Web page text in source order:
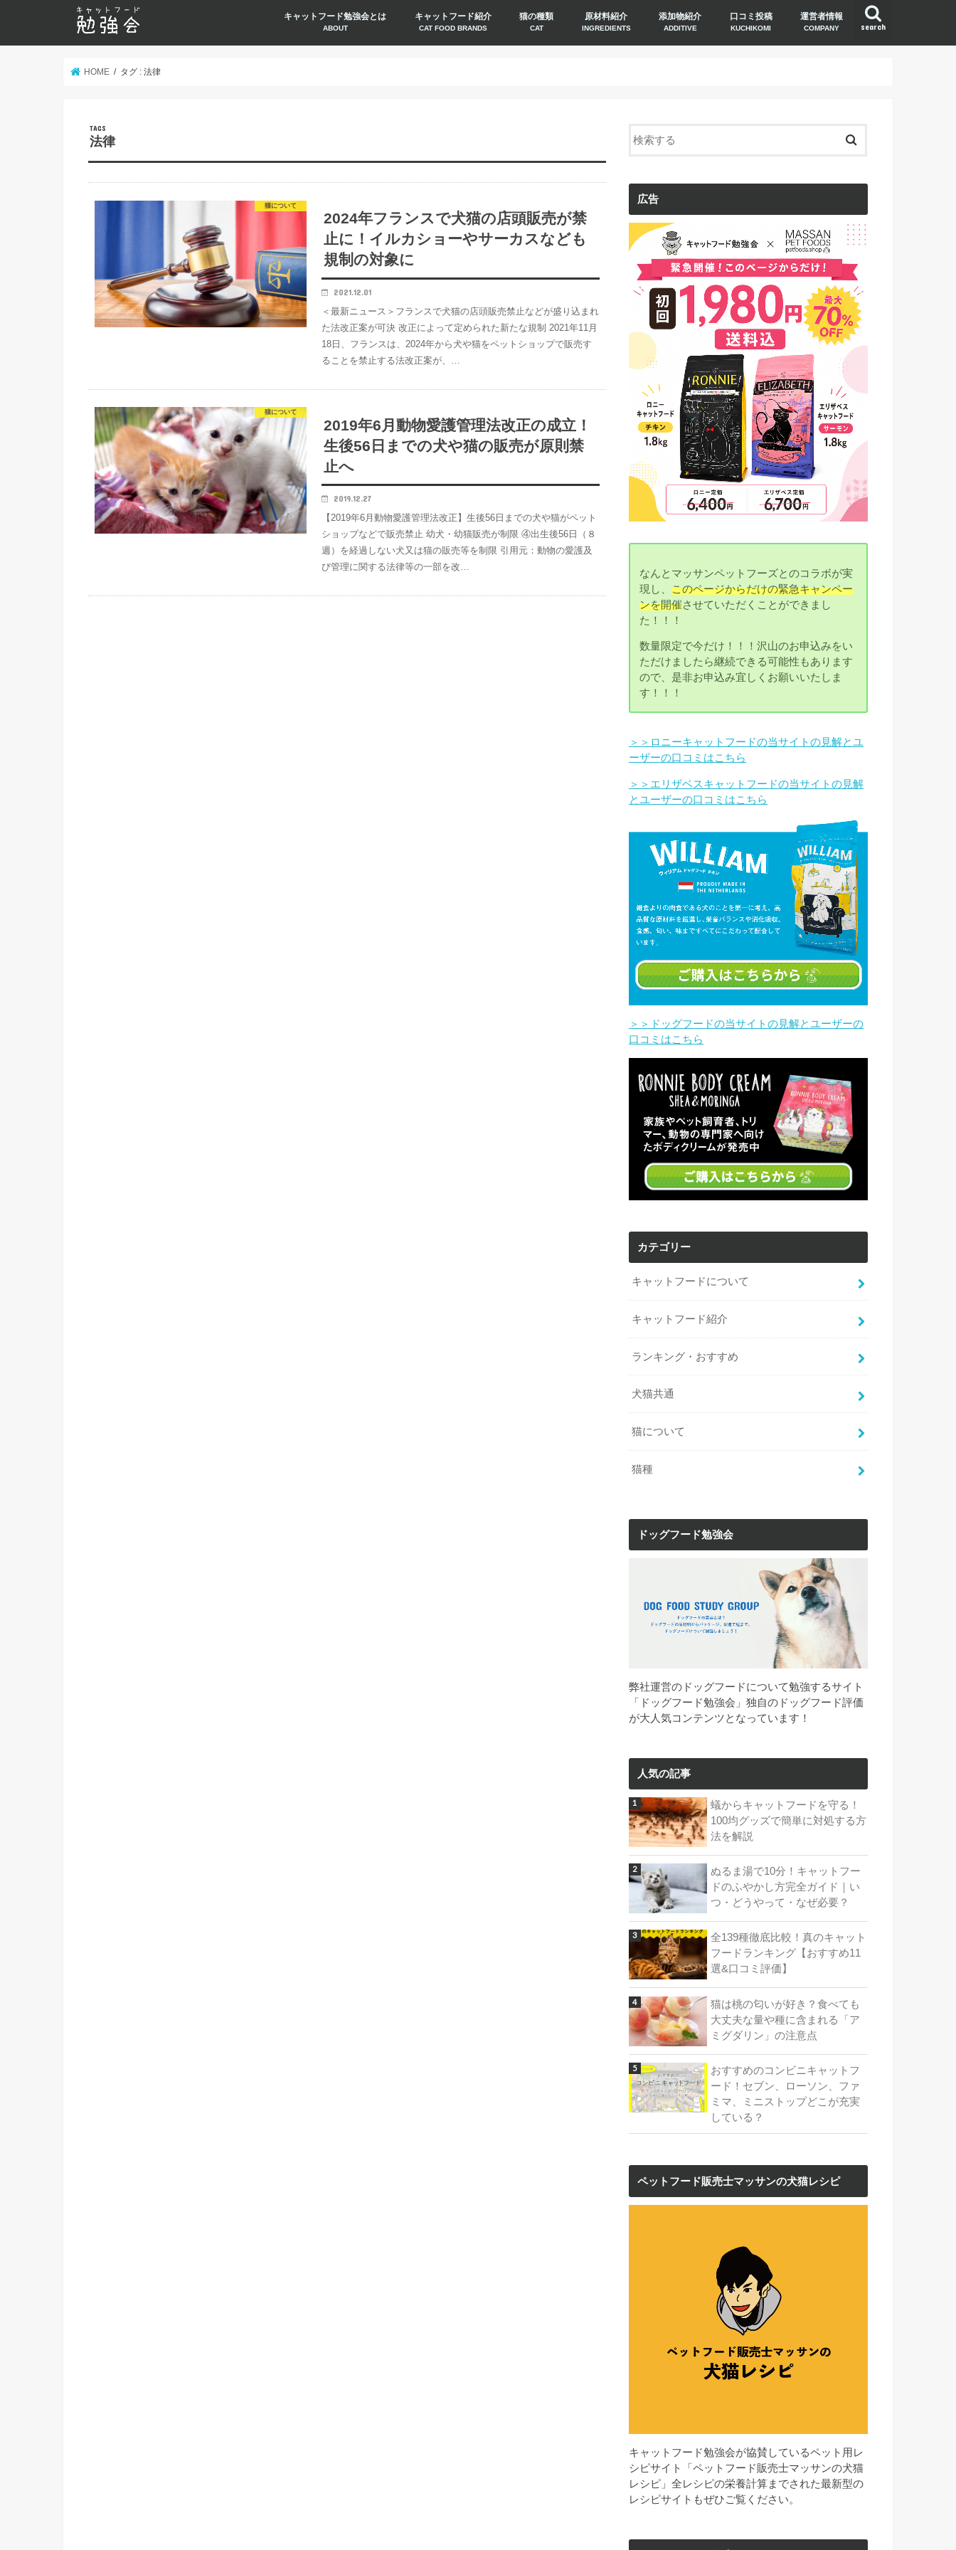
search
キャットフード勉強会とは
ABOUT
キャットフード紹介
CAT FOOD BRANDS
猫の種類
CAT
原材料紹介
INGREDIENTS
添加物紹介
ADDITIVE
口コミ投稿
KUCHIKOMI
運営者情報
COMPANY
HOME タグ : 法律
法律
猫について
2024年フランスで犬猫の店頭販売が禁
止に！イルカショーやサーカスなども
規制の対象に
2021.12.01
＜最新ニュース＞フランスで犬猫の店頭販売禁止などが盛り込まれ
た法改正案が可決 改正によって定められた新たな規制 2021年11月
18日、フランスは、2024年から犬や猫をペットショップで販売す
ることを禁止する法改正案が、…
猫について
2019年6月動物愛護管理法改正の成立！
生後56日までの犬や猫の販売が原則禁
止へ
2019.12.27
【2019年6月動物愛護管理法改正】生後56日までの犬や猫がペット
ショップなどで販売禁止 幼犬・幼猫販売が制限 ④出生後56日（８
週）を経過しない犬又は猫の販売等を制限 引用元：動物の愛護及
び管理に関する法律等の一部を改…
広告
なんとマッサンペットフーズとのコラボが実
現し、このページからだけの緊急キャンペー
ンを開催させていただくことができまし
た！！！
数量限定で今だけ！！！沢山のお申込みをい
ただけましたら継続できる可能性もあります
ので、是非お申込み宜しくお願いいたしま
す！！！
＞＞ロニーキャットフードの当サイトの見解とユ
ーザーの口コミはこちら
＞＞エリザベスキャットフードの当サイトの見解
とユーザーの口コミはこちら
＞＞ドッグフードの当サイトの見解とユーザーの
口コミはこちら
カテゴリー
キャットフードについて
キャットフード紹介
ランキング・おすすめ
犬猫共通
猫について
猫種
ドッグフード勉強会
弊社運営のドッグフードについて勉強するサイト
「ドッグフード勉強会」独自のドッグフード評価
が大人気コンテンツとなっています！
人気の記事
蟻からキャットフードを守る！
100均グッズで簡単に対処する方
法を解説
ぬるま湯で10分！キャットフー
ドのふやかし方完全ガイド｜い
つ・どうやって・なぜ必要？
全139種徹底比較！真のキャット
フードランキング【おすすめ11
選&口コミ評価】
猫は桃の匂いが好き？食べても
大丈夫な量や種に含まれる「ア
ミグダリン」の注意点
おすすめのコンビニキャットフ
ード！セブン、ローソン、ファ
ミマ、ミニストップどこが充実
している？
ペットフード販売士マッサンの犬猫レシピ
キャットフード勉強会が協賛しているペット用レ
シピサイト「ペットフード販売士マッサンの犬猫
レシピ」全レシピの栄養計算までされた最新型の
レシピサイトもぜひご覧ください。